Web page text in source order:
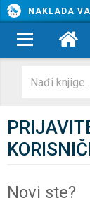
NAKLADA
Novi ste?